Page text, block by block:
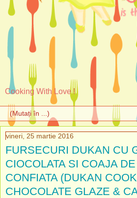
Cooking With Love !
vineri, 25 martie 2016
FURSECURI DUKAN CU
CIOCOLATA SI COAJA
CONFIATA (DUKAN
CHOCOLATE GLAZE &